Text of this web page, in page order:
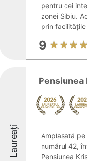
pentru cei
zonei Sibiu.
prin
9
Laureați
Pensiunea
Amplasată
numărul 42,
Pensiunea